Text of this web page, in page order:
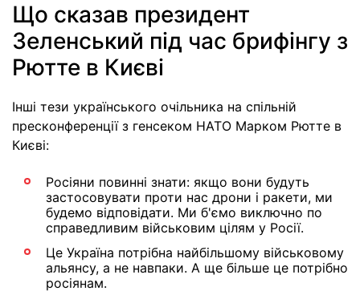
Що сказав президент
Зеленський під час брифінгу з
Рютте в Києві
Інші тези українського очільника на спільній
пресконференції з генсеком НАТО Марком Рютте в
Києві:
Росіяни повинні знати: якщо вони будуть
застосовувати проти нас дрони і ракети, ми
будемо відповідати. Ми б'ємо виключно по
справедливим військовим цілям у Росії.
Це Україна потрібна найбільшому військовому
альянсу, а не навпаки. А ще більше це потрібно
росіянам.